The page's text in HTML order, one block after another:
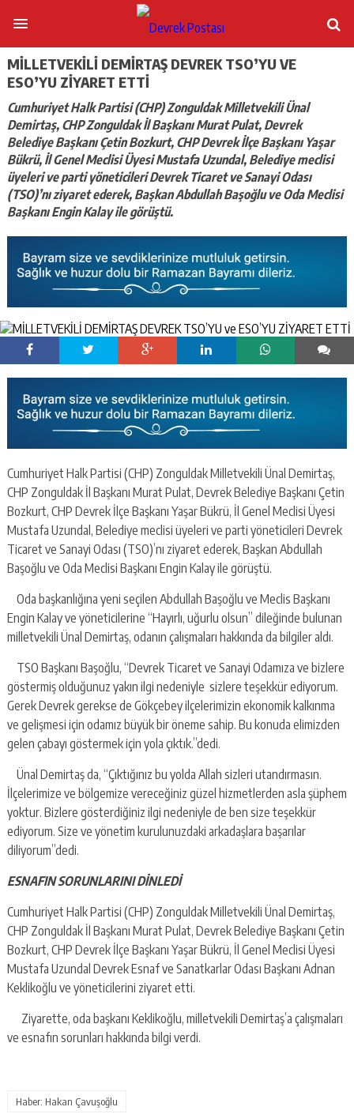
MİLLETVEKİLİ DEMİRTAŞ DEVREK TSO’YU VE
ESO’YU ZİYARET ETTİ
Cumhuriyet Halk Partisi (CHP) Zonguldak Milletvekili Ünal
Demirtaş, CHP Zonguldak İl Başkanı Murat Pulat, Devrek
Belediye Başkanı Çetin Bozkurt, CHP Devrek İlçe Başkanı Yaşar
Bükrü, İl Genel Meclisi Üyesi Mustafa Uzundal, Belediye meclisi
üyeleri ve parti yöneticileri Devrek Ticaret ve Sanayi Odası
(TSO)’nı ziyaret ederek, Başkan Abdullah Başoğlu ve Oda Meclisi
Başkanı Engin Kalay ile görüştü.
Cumhuriyet Halk Partisi (CHP) Zonguldak Milletvekili Ünal Demirtaş,
CHP Zonguldak İl Başkanı Murat Pulat, Devrek Belediye Başkanı Çetin
Bozkurt, CHP Devrek İlçe Başkanı Yaşar Bükrü, İl Genel Meclisi Üyesi
Mustafa Uzundal, Belediye meclisi üyeleri ve parti yöneticileri Devrek
Ticaret ve Sanayi Odası (TSO)’nı ziyaret ederek, Başkan Abdullah
Başoğlu ve Oda Meclisi Başkanı Engin Kalay ile görüştü.
Oda başkanlığına yeni seçilen Abdullah Başoğlu ve Meclis Başkanı
Engin Kalay ve yöneticilerine “Hayırlı, uğurlu olsun” dileğinde bulunan
milletvekili Ünal Demirtaş, odanın çalışmaları hakkında da bilgiler aldı.
TSO Başkanı Başoğlu, “Devrek Ticaret ve Sanayi Odamıza ve bizlere
göstermiş olduğunuz yakın ilgi nedeniyle sizlere teşekkür ediyorum.
Gerek Devrek gerekse de Gökçebey ilçelerimizin ekonomik kalkınma
ve gelişmesi için odamız büyük bir öneme sahip. Bu konuda elimizden
gelen çabayı göstermek için yola çıktık.”dedi.
Ünal Demirtaş da, “Çıktığınız bu yolda Allah sizleri utandırmasın.
İlçelerimize ve bölgemize vereceğiniz güzel hizmetlerden asla şüphem
yoktur. Bizlere gösterdiğiniz ilgi nedeniyle de ben size teşekkür
ediyorum. Size ve yönetim kurulunuzdaki arkadaşlara başarılar
diliyorum”dedi.
ESNAFIN SORUNLARINI DİNLEDİ
Cumhuriyet Halk Partisi (CHP) Zonguldak Milletvekili Ünal Demirtaş,
CHP Zonguldak İl Başkanı Murat Pulat, Devrek Belediye Başkanı Çetin
Bozkurt, CHP Devrek İlçe Başkanı Yaşar Bükrü, İl Genel Meclisi Üyesi
Mustafa Uzundal Devrek Esnaf ve Sanatkarlar Odası Başkanı Adnan
Keklikoğlu ve yöneticilerini ziyaret etti.
Ziyarette, oda başkanı Keklikoğlu, milletvekili Demirtaş’a çalışmaları
ve esnafın sorunları hakkında bilgi verdi.
Haber: Hakan Çavuşoğlu